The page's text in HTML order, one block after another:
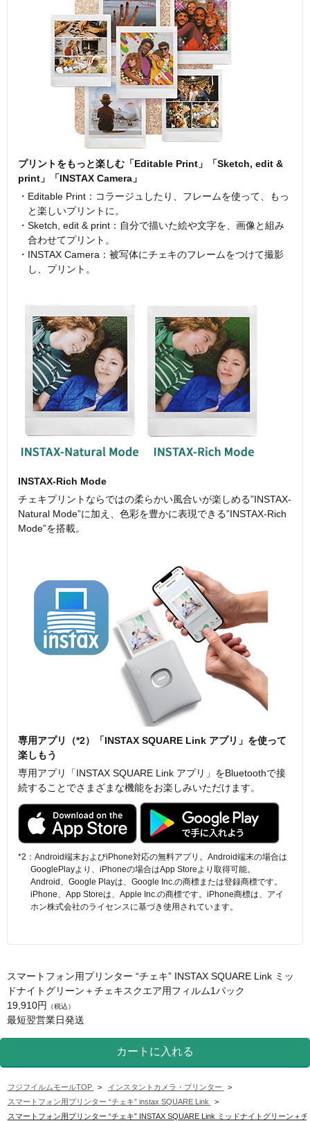
プリントをもっと楽しむ「Editable Print」「Sketch, edit &
print」「INSTAX Camera」
・Editable Print：コラージュしたり、フレームを使って、もっ
と楽しいプリントに。
・Sketch, edit & print：自分で描いた絵や文字を、画像と組み
合わせてプリント。
・INSTAX Camera：被写体にチェキのフレームをつけて撮影
し、プリント。
INSTAX-Rich Mode
チェキプリントならではの柔らかい風合いが楽しめる”INSTAX-
Natural Mode”に加え、色彩を豊かに表現できる”INSTAX-Rich
Mode”を搭載。
専用アプリ（*2）「INSTAX SQUARE Link アプリ」を使って
楽しもう
専用アプリ「INSTAX SQUARE Link アプリ」をBluetoothで接
続することでさまざまな機能をお楽しみいただけます。
*2：Android端末およびiPhone対応の無料アプリ。Android端末の場合は
GooglePlayより、iPhoneの場合はApp Storeより取得可能。
Android、Google Playは、Google Inc.の商標または登録商標です。
iPhone、App Storeは、Apple Inc.の商標です。iPhone商標は、アイ
ホン株式会社のライセンスに基づき使用されています。
スマートフォン用プリンター “チェキ” INSTAX SQUARE Link ミッ
ドナイトグリーン＋チェキスクエア用フィルム1パック
19,910円 （税込）
最短翌営業日発送
フジフイルムモールTOP > インスタントカメラ・プリンター
>
スマートフォン用プリンター “チェキ” instax SQUARE Link
>
スマートフォン用プリンター “チェキ” INSTAX SQUARE Link ミッドナイトグリーン＋